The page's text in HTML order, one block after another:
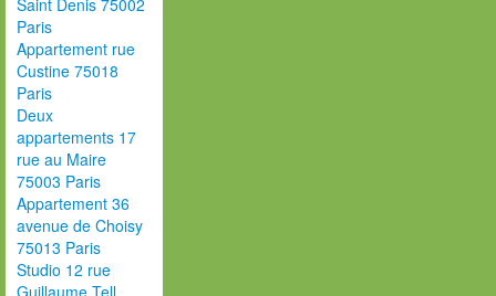
Saint Denis 75002
Paris
Appartement rue
Custine 75018
Paris
Deux
appartements 17
rue au Maire
75003 Paris
Appartement 36
avenue de Choisy
75013 Paris
Studio 12 rue
Guillaume Tell